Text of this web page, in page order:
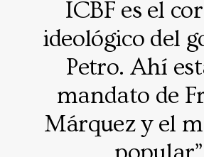
ICBF es el
ideológico del
Petro. Ahí
mandato de
Márquez y el